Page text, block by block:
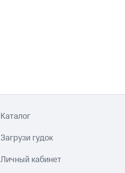
Каталог
Загрузи гудок
Личный кабинет